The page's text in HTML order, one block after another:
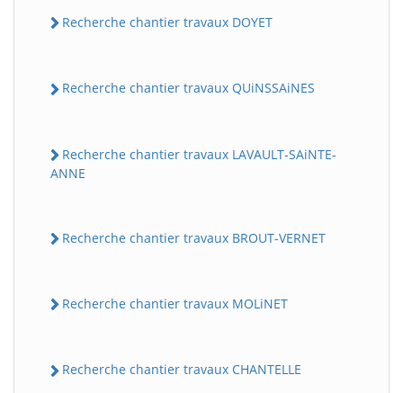
Recherche chantier travaux DOYET
Recherche chantier travaux QUiNSSAiNES
Recherche chantier travaux LAVAULT-SAiNTE-
ANNE
Recherche chantier travaux BROUT-VERNET
Recherche chantier travaux MOLiNET
Recherche chantier travaux CHANTELLE